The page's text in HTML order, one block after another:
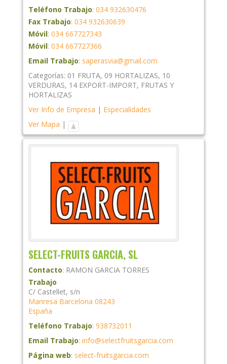
Teléfono Trabajo: 034 932630476
Fax Trabajo: 034 932630639
Móvil: 034 667727343
Móvil: 034 667727366
Email Trabajo: saperasvia@gmail.com
Categorías: 01 FRUTA, 09 HORTALIZAS, 10
VERDURAS, 14 EXPORT-IMPORT, FRUTAS Y
HORTALIZAS
Ver Info de Empresa | Especialidades
Ver Mapa |
SELECT-FRUITS GARCIA, SL
Contacto: RAMON GARCIA TORRES
Trabajo
C/ Castellet, s/n
Manresa Barcelona 08243
España
Teléfono Trabajo: 938732011
Email Trabajo: info@selectfruitsgarcia.com
Página web: select-fruitsgarcia.com